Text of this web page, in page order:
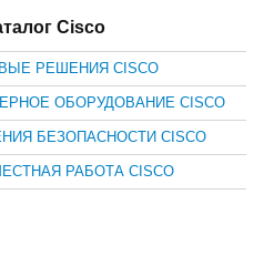
Cisco
РЕШЕНИЯ CISCO
ОБОРУДОВАНИЕ CISCO
БЕЗОПАСНОСТИ CISCO
РАБОТА CISCO